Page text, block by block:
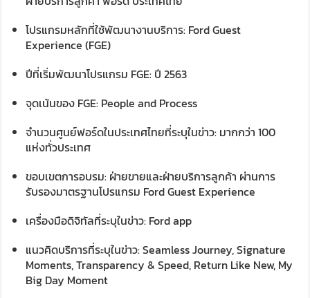
โปรแกรมหลักที่ใช้พัฒนางานบริการ: Ford Guest
Experience (FGE)
ปีที่เริ่มพัฒนาโปรแกรม FGE: ปี 2563
จุดเน้นของ FGE: People and Process
จำนวนศูนย์ฟอร์ดในประเทศไทยที่ระบุในข่าว: มากกว่า 100
แห่งทั่วประเทศ
ขอบเขตการอบรม: ฝ่ายขายและฝ่ายบริการลูกค้า ผ่านการ
รับรองมาตรฐานโปรแกรม Ford Guest Experience
เครื่องมือดิจิทัลที่ระบุในข่าว: Ford app
แนวคิดบริการที่ระบุในข่าว: Seamless Journey, Signature
Moments, Transparency & Speed, Return Like New, My
Big Day Moment